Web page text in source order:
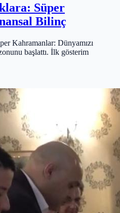
Süper
Bilinç
Kahramanlar: Dünyamızı
başlattı. İlk gösterim